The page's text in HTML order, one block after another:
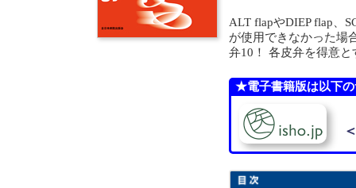
ALT flapやDIEP flap、
が使用できなかった場
弁10！ 各皮弁を得意
★電子書籍版は以下